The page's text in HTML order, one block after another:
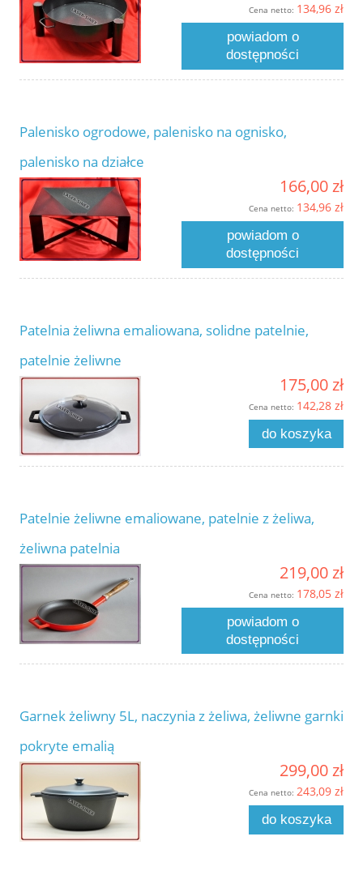
Cena netto: 134,96 zł
powiadom o
dostępności
Palenisko ogrodowe, palenisko na ognisko,
palenisko na działce
166,00 zł
Cena netto: 134,96 zł
powiadom o
dostępności
Patelnia żeliwna emaliowana, solidne patelnie,
patelnie żeliwne
175,00 zł
Cena netto: 142,28 zł
do koszyka
Patelnie żeliwne emaliowane, patelnie z żeliwa,
żeliwna patelnia
219,00 zł
Cena netto: 178,05 zł
powiadom o
dostępności
Garnek żeliwny 5L, naczynia z żeliwa, żeliwne garnki
pokryte emalią
299,00 zł
Cena netto: 243,09 zł
do koszyka